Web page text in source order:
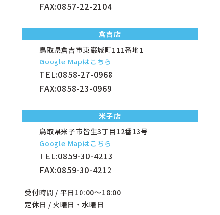
FAX:0857-22-2104
倉吉店
鳥取県倉吉市東巌城町111番地1
Google Mapはこちら
TEL:0858-27-0968
FAX:0858-23-0969
米子店
鳥取県米子市皆生3丁目12番13号
Google Mapはこちら
TEL:0859-30-4213
FAX:0859-30-4212
受付時間 / 平日10:00～18:00
定休日 / 火曜日・水曜日